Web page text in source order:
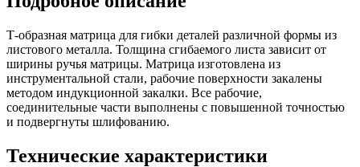
Т-образная матрица для гибки деталей различной формы из
листового металла. Толщина сгибаемого листа зависит от
ширины ручья матрицы. Матрица изготовлена из
инструментальной стали, рабочие поверхности закалены
методом индукционной закалки. Все рабочие,
соединительные части выполнены с повышенной точностью
и подвергнуты шлифованию.
Технические характеристики